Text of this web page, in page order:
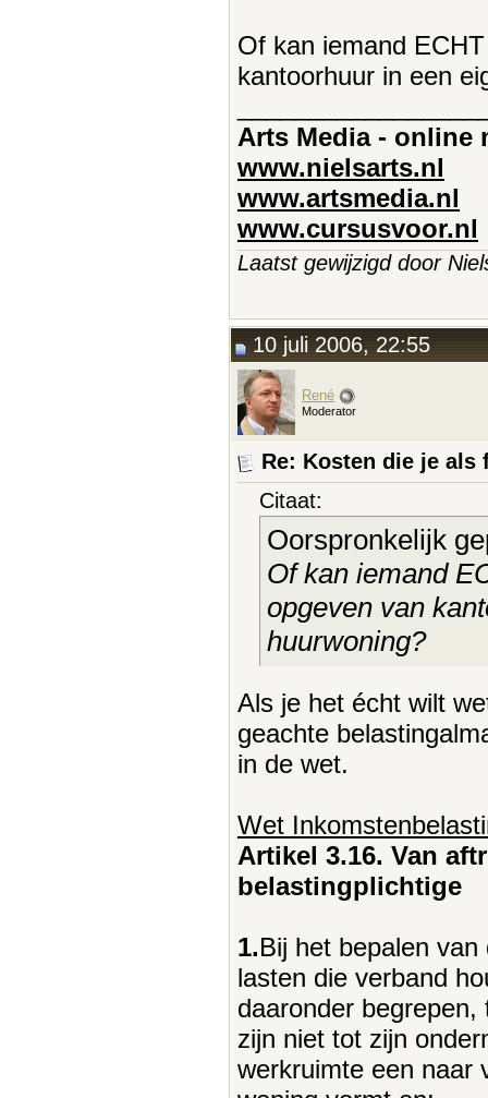
Of kan iemand
kantoorhuur in een
Arts Media - online
www.nielsarts.nl
www.artsmedia.nl
www.cursusvoor.nl
Laatst gewijzigd door
10 juli 2006, 22:55
René
Moderator
Re: Kosten die je als
Citaat:
Oorspronkelijk
Of kan iemand
opgeven van
huurwoning?
Als je het écht wilt
geachte
in de wet.
Wet
Artikel 3.16. Van
belastingplichtige
1.Bij het bepalen
lasten die verband
daaronder
zijn niet tot zijn
werkruimte een naar